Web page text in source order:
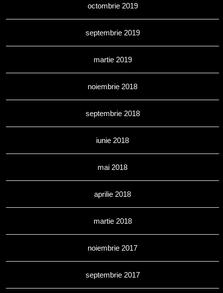
octombrie 2019
septembrie 2019
martie 2019
noiembrie 2018
septembrie 2018
iunie 2018
mai 2018
aprilie 2018
martie 2018
noiembrie 2017
septembrie 2017